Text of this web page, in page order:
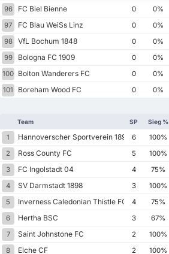
96
FC Biel Bienne 0 0%
97
FC Blau WeiSs Linz 0 0%
98
VfL Bochum 1848 0 0%
99
Bologna FC 1909 0 0%
100 Bolton Wanderers FC 0 0%
101
Boreham Wood FC 0 0%
Team SP Sieg %
1 Hannoverscher Sportverein 1896 6 100%
2
Ross County FC 5 100%
3
FC Ingolstadt 04 4 75%
4
SV Darmstadt 1898 3 100%
5
Inverness Caledonian Thistle FC 4 75%
6
Hertha BSC 3 67%
7
Saint Johnstone FC 2 100%
8
Elche CF 2 100%